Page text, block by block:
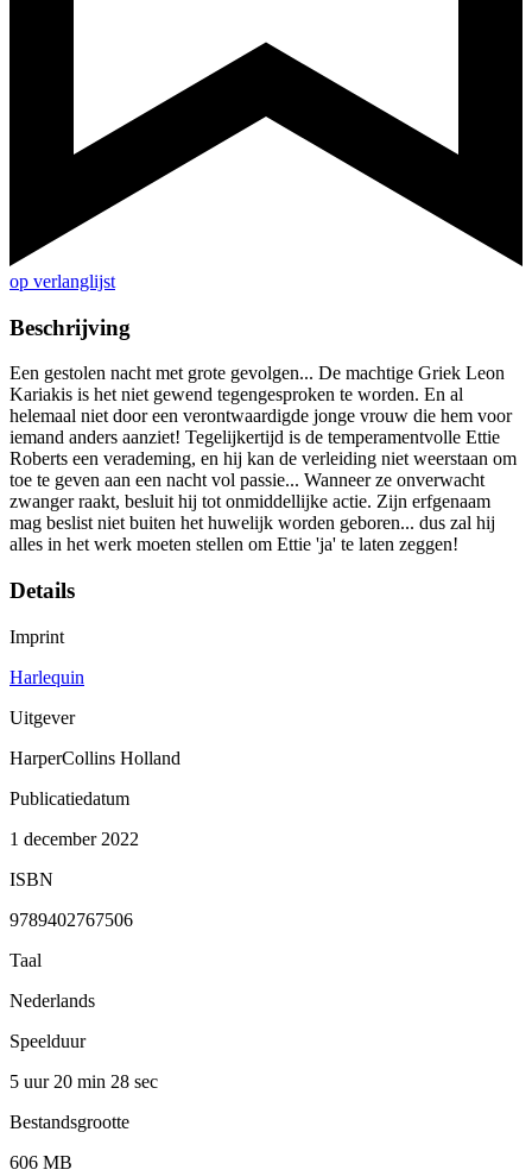
op verlanglijst
Beschrijving
Een gestolen nacht met grote gevolgen... De machtige Griek Leon
Kariakis is het niet gewend tegengesproken te worden. En al
helemaal niet door een verontwaardigde jonge vrouw die hem voor
iemand anders aanziet! Tegelijkertijd is de temperamentvolle Ettie
Roberts een verademing, en hij kan de verleiding niet weerstaan om
toe te geven aan een nacht vol passie... Wanneer ze onverwacht
zwanger raakt, besluit hij tot onmiddellijke actie. Zijn erfgenaam
mag beslist niet buiten het huwelijk worden geboren... dus zal hij
alles in het werk moeten stellen om Ettie 'ja' te laten zeggen!
Details
Imprint
Harlequin
Uitgever
HarperCollins Holland
Publicatiedatum
1 december 2022
ISBN
9789402767506
Taal
Nederlands
Speelduur
5 uur 20 min 28 sec
Bestandsgrootte
606 MB